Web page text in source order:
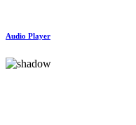
Audio Player